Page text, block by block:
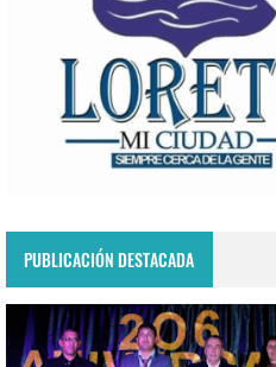
PUBLICACIÓN DESTACADA